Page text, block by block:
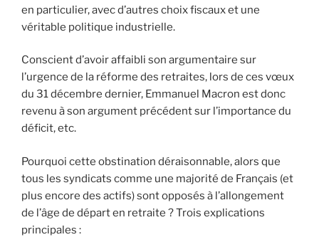
en particulier, avec d’autres choix fiscaux et une
véritable politique industrielle.
Conscient d’avoir affaibli son argumentaire sur
l’urgence de la réforme des retraites, lors de ces vœux
du 31 décembre dernier, Emmanuel Macron est donc
revenu à son argument précédent sur l’importance du
déficit, etc.
Pourquoi cette obstination déraisonnable, alors que
tous les syndicats comme une majorité de Français (et
plus encore des actifs) sont opposés à l’allongement
de l’âge de départ en retraite ? Trois explications
principales :